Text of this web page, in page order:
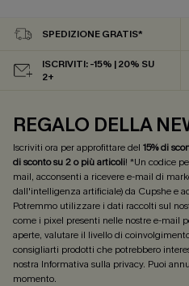
SPEDIZIONE GRATIS*
ISCRIVITI: -15% | 20% SU
2+
REGALO DELLA
Iscriviti ora per approfittare del 15% di
di sconto su 2 o più articoli! *Un codice
mail, acconsenti a ricevere e-mail di
dall'intelligenza artificiale) da Cupshe e
Potremmo utilizzare i dati raccolti sul
come i pixel presenti nelle nostre e-mail
aperte, valutare il livello di
consigliarti prodotti che potrebbero
nostra Informativa sulla privacy. Puoi
momento.